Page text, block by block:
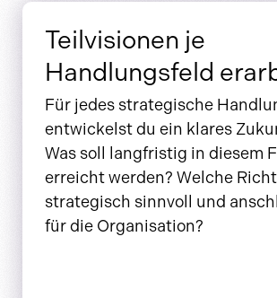
Teilvisionen je
Handlungsfeld
Für jedes strategische
entwickelst du ein klares
Was soll langfristig in diesem
erreicht werden? Welche
strategisch sinnvoll und
für die Organisation?